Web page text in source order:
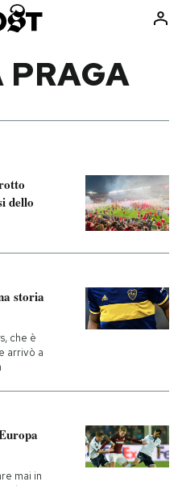
Storie/Idee
Ok Boomer!
Media
Altrecose
Mondiali calcio 2026
PRAGA
dello
storia
che è
arrivò a
mai in